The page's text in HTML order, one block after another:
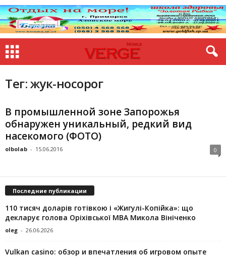
Тег: жук-носорог
В промышленной зоне Запорожья
обнаружен уникальный, редкий вид
насекомого (ФОТО)
olbolab - 15.06.2016 0
Последние публикации
110 тисяч доларів готівкою і «Жигулі-Копійка»: що
декларує голова Оріхівської МВА Микола Вініченко
oleg - 26.06.2026
Vulkan casino: обзор и впечатления об игровом опыте